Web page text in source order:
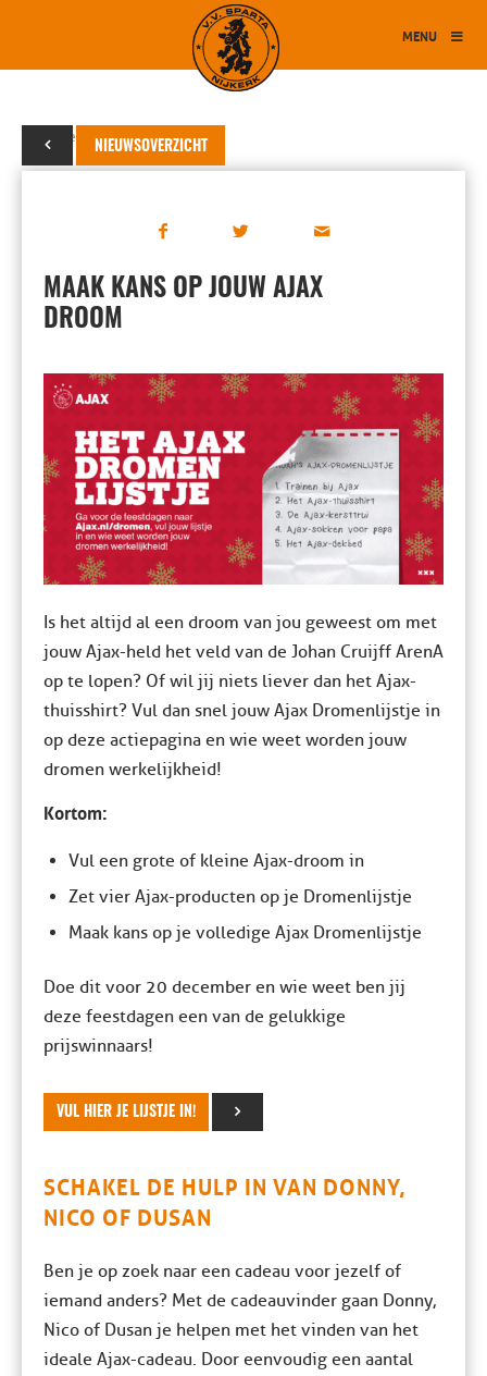
MENU
NIEUWSOVERZICHT
01 december 2019
MAAK KANS OP JOUW AJAX
DROOM
Is het altijd al een droom van jou geweest om met
jouw Ajax-held het veld van de Johan Cruijff ArenA
op te lopen? Of wil jij niets liever dan het Ajax-
thuisshirt? Vul dan snel jouw Ajax Dromenlijstje in
op deze actiepagina en wie weet worden jouw
dromen werkelijkheid!
Kortom:
Vul een grote of kleine Ajax-droom in
Zet vier Ajax-producten op je Dromenlijstje
Maak kans op je volledige Ajax Dromenlijstje
Doe dit voor 20 december en wie weet ben jij
deze feestdagen een van de gelukkige
prijswinnaars!
VUL HIER JE LIJSTJE IN!
SCHAKEL DE HULP IN VAN DONNY,
NICO OF DUSAN
Ben je op zoek naar een cadeau voor jezelf of
iemand anders? Met de cadeauvinder gaan Donny,
Nico of Dusan je helpen met het vinden van het
ideale Ajax-cadeau. Door eenvoudig een aantal